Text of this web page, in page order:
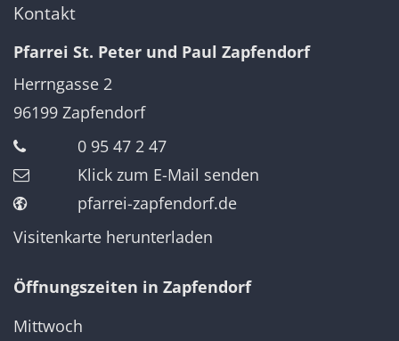
Kontakt
Pfarrei St. Peter und Paul Zapfendorf
Herrngasse 2
96199 Zapfendorf
0 95 47 2 47
Klick zum E-Mail senden
pfarrei-zapfendorf.de
Visitenkarte herunterladen
Öffnungszeiten in Zapfendorf
Mittwoch